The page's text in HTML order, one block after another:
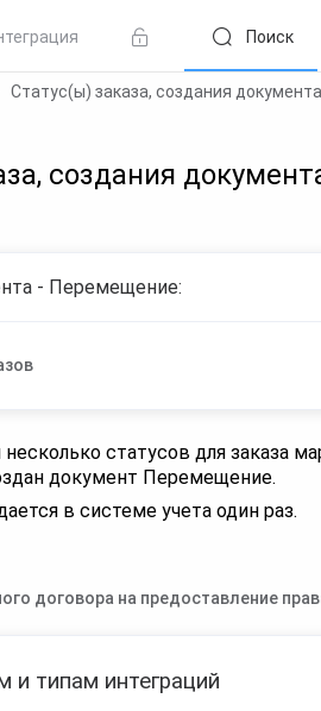
Поиск
Статус(ы) заказа, создания
создания
- Перемещение:
статусов для заказа
документ Перемещение.
в системе учета один раз.
договора на предоставление
и типам интеграций